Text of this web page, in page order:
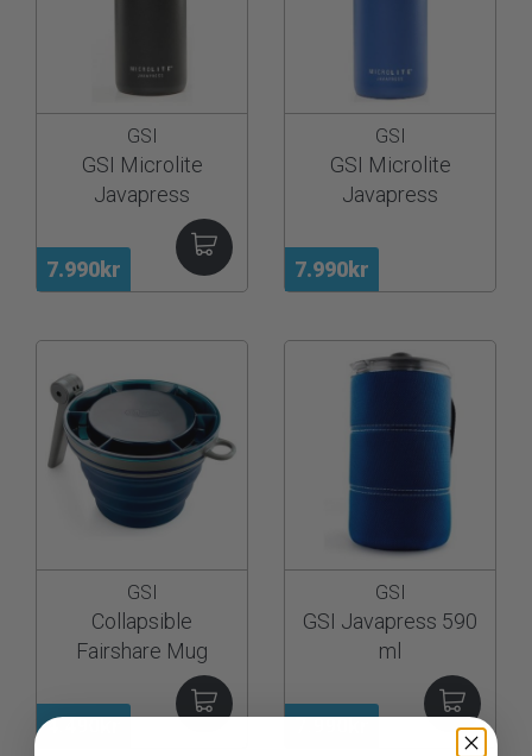
7.990kr
GSI
GSI Microlite
Javapress
7.990kr
GSI
GSI Microlite
Javapress
4.490kr
GSI
Collapsible
Fairshare Mug
GSI
GSI Javapress 590
ml